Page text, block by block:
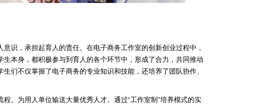
识，承担起育人的责任。在电子商务工作室的创新创业过程中，
本身，都积极参与到育人的各个环节中，形成了合力，共同推动
们不仅掌握了电子商务的专业知识和技能，还培养了团队协作、
。为用人单位输送大量优秀人才。通过“工作室制”培养模式的实